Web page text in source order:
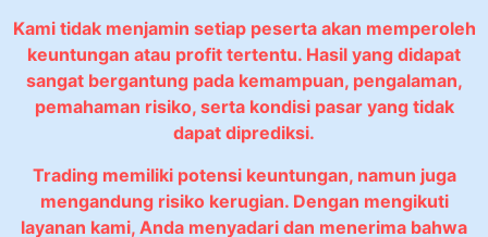
Kami tidak menjamin setiap peserta akan memperoleh
keuntungan atau profit tertentu. Hasil yang didapat
sangat bergantung pada kemampuan, pengalaman,
pemahaman risiko, serta kondisi pasar yang tidak
dapat diprediksi.
Trading memiliki potensi keuntungan, namun juga
mengandung risiko kerugian. Dengan mengikuti
layanan kami, Anda menyadari dan menerima bahwa